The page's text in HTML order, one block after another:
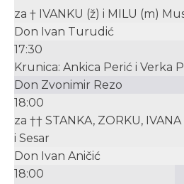
za † IVANKU (ž) i MILU (m)
Don Ivan Turudić
17:30
Krunica: Ankica Perić i Verka
Don Zvonimir Rezo
18:00
za †† STANKA, ZORKU,
i Sesar
Don Ivan Aničić
18:00